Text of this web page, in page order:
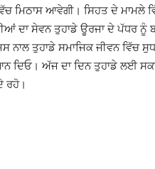
ਮਿਠਾਸ ਆਵੇਗੀ। ਸਿਹਤ ਦੇ ਮਾਮਲੇ
ਦਾ ਸੇਵਨ ਤੁਹਾਡੇ ਊਰਜਾ ਦੇ ਪੱਧਰ ਨੂੰ
ਨਾਲ ਤੁਹਾਡੇ ਸਮਾਜਿਕ ਜੀਵਨ
ਅੱਜ ਦਾ ਦਿਨ ਤੁਹਾਡੇ ਲਈ
ਰਹੋ।